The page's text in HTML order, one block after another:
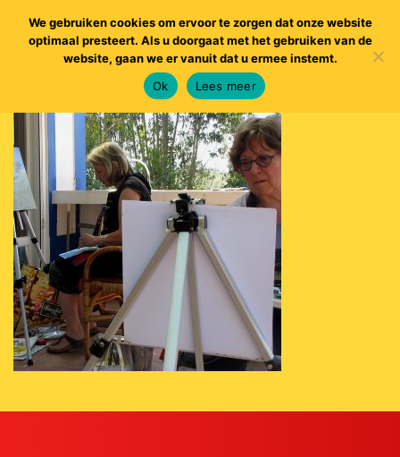
We gebruiken cookies om ervoor te zorgen dat onze website
optimaal presteert. Als u doorgaat met het gebruiken van de
website, gaan we er vanuit dat u ermee instemt.
Ok
Lees meer